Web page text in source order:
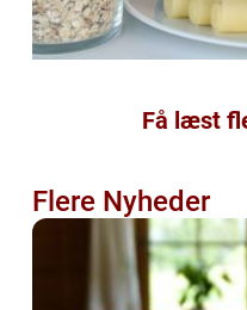
Få læst
Flere Nyheder